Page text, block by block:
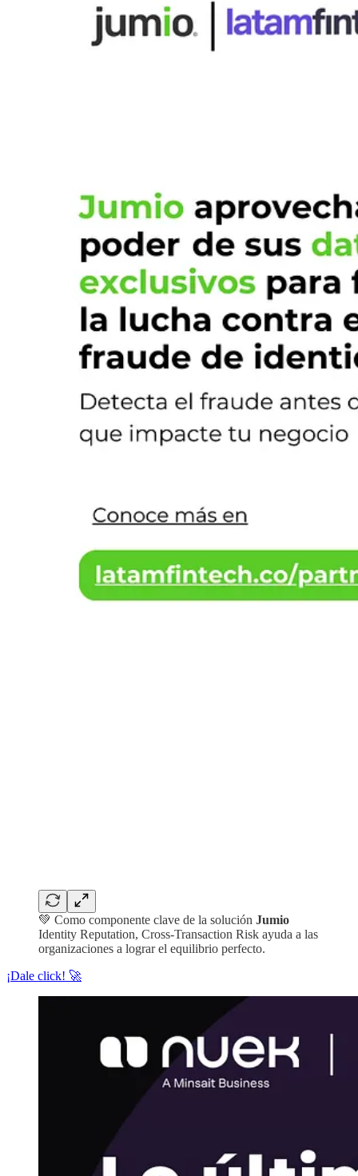
💚 Como componente clave de la solución Jumio
Identity Reputation, Cross-Transaction Risk ayuda a las
organizaciones a lograr el equilibrio perfecto.
¡Dale click! 🚀